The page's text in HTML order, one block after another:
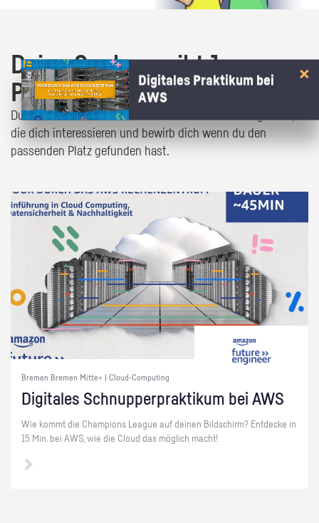
Deine Suche ergibt 1
Praktikumsangebot!
Du bist fast da! Klick dich durch die Praktikumsangebote,
die dich interessieren und bewirb dich wenn du den
passenden Platz gefunden hast.
Bremen Bremen Mitte+ | Cloud-Computing
Di­gi­ta­les Schnup­per­prak­ti­kum bei AWS
Wie kommt die Cham­pi­ons Le­ague auf dei­nen Bild­schirm? Ent­de­cke in
15 Min. bei AWS, wie die Cloud das mög­lich macht!
Digitales Praktikum bei
AWS